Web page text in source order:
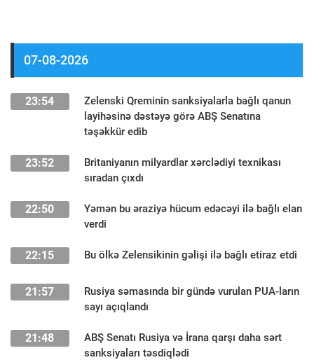
07-08-2026
23:54
Zelenski Qreminin sanksiyalarla bağlı qanun
layihəsinə dəstəyə görə ABŞ Senatına
təşəkkür edib
23:52
Britaniyanın milyardlar xərclədiyi texnikası
sıradan çıxdı
22:50
Yəmən bu əraziyə hücum edəcəyi ilə bağlı elan
verdi
22:15 Bu ölkə Zelensikinin gəlişi ilə bağlı etiraz etdi
21:57
Rusiya səmasında bir gündə vurulan PUA-ların
sayı açıqlandı
21:48
ABŞ Senatı Rusiya və İrana qarşı daha sərt
sanksiyaları təsdiqlədi